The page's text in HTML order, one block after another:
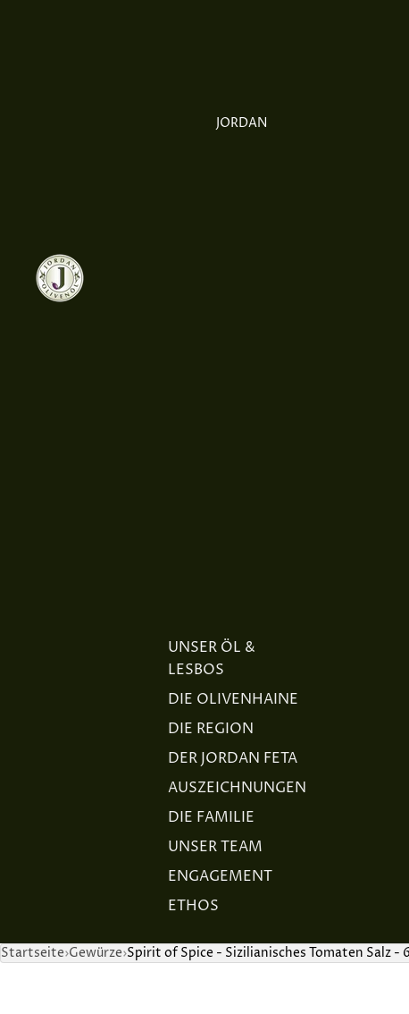
JORDAN
UNSER ÖL &
LESBOS
DIE OLIVENHAINE
DIE REGION
DER JORDAN FETA
AUSZEICHNUNGEN
DIE FAMILIE
UNSER TEAM
ENGAGEMENT
ETHOS
Startseite Gewürze Spirit of Spice - Sizilianisches Tomaten Salz -